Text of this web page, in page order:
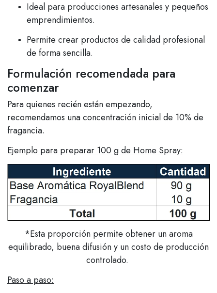
Ideal para producciones artesanales y pequeños
emprendimientos.
Permite crear productos de calidad profesional
de forma sencilla.
Formulación recomendada para
comenzar
Para quienes recién están empezando,
recomendamos una concentración inicial de 10% de
fragancia.
Ejemplo para preparar 100 g de Home Spray:
*Esta proporción permite obtener un aroma
equilibrado, buena difusión y un costo de producción
controlado.
Paso a paso: